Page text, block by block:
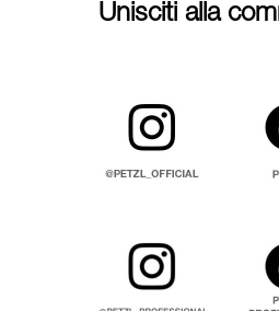
Unisciti alla